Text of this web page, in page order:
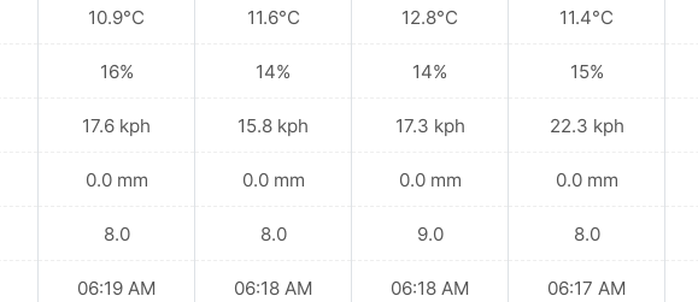
10.9°C
16%
17.6 kph
0.0 mm
8.0
06:19 AM
11.6°C
14%
15.8 kph
0.0 mm
8.0
06:18 AM
12.8°C
14%
17.3 kph
0.0 mm
9.0
06:18 AM
11.4°C
15%
22.3 kph
0.0 mm
8.0
06:17 AM